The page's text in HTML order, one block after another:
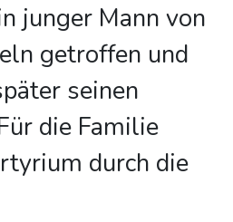
junger Mann von
getroffen und
seinen
die Familie
durch die